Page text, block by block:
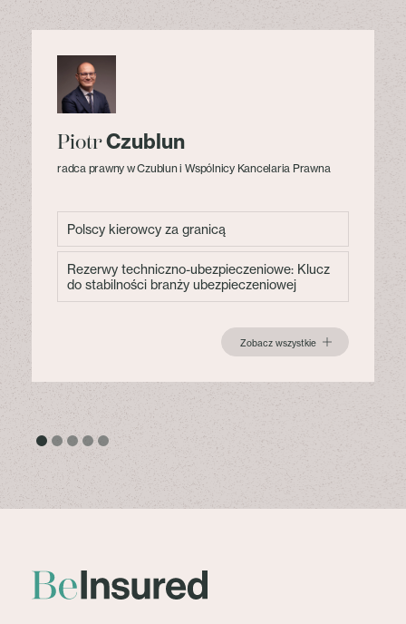
PiotrCzublun
radca prawny w Czublun i Wspólnicy Kancelaria Prawna
Polscy kierowcy za granicą
Rezerwy techniczno-ubezpieczeniowe: Klucz
do stabilności branży ubezpieczeniowej
Zobacz wszystkie